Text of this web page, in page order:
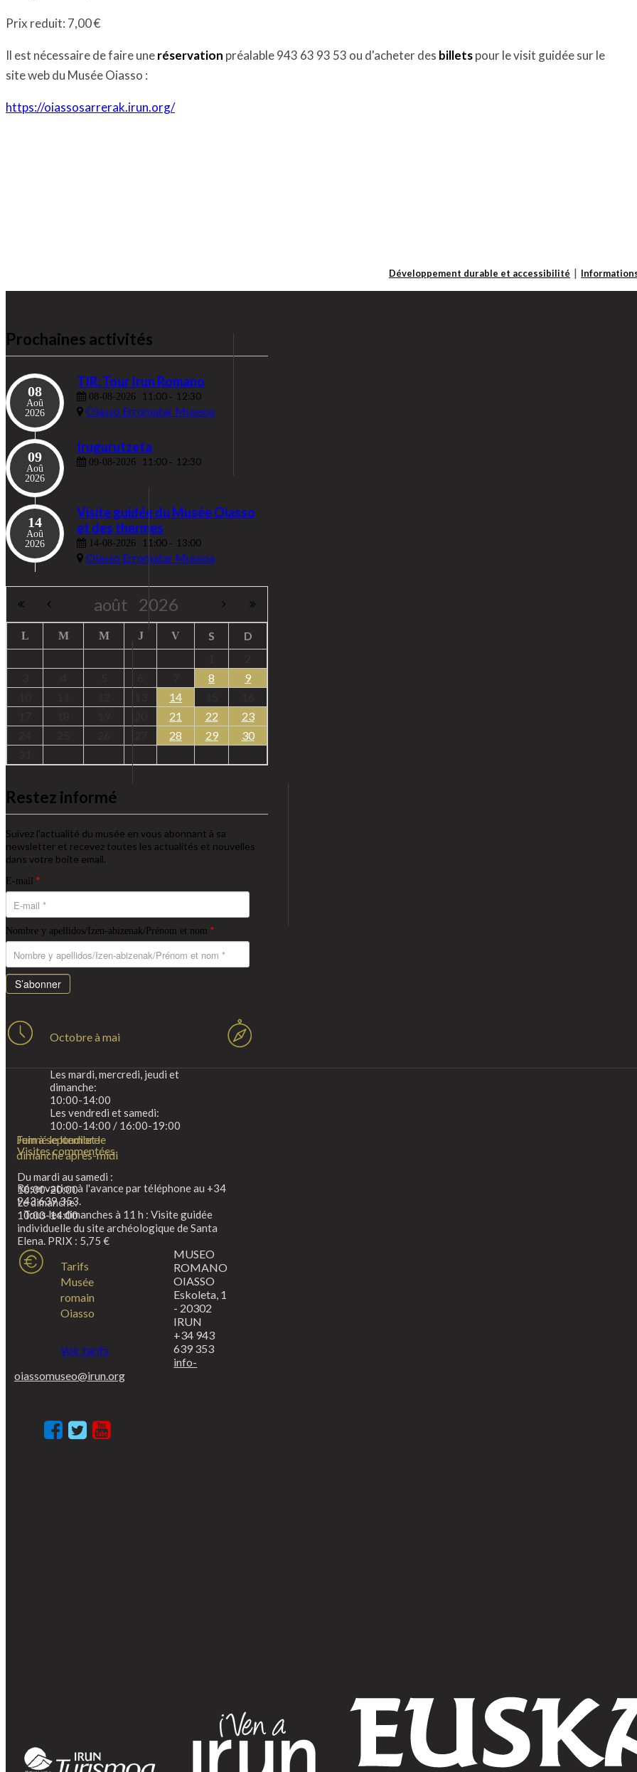
Prix reduit: 7,00 €
Il est nécessaire de faire uneréservation préalable 943 63 93 53 ou d'acheter des billetspour le visit guidée sur le
site web du Musée Oiasso :
https://oiassosarrerak.irun.org/
Prochaines activités
08
Aoû
2026
TIR: Tour Irun Romano
08-08-2026 11:00 - 12:30
Oiasso Erromatar Museoa
09
Aoû
2026
Irugurutzeta
09-08-2026 11:00 - 12:30
14
Aoû
2026
Visite guidée du Musée Oiasso
et des thermes
14-08-2026 11:00 - 13:00
Oiasso Erromatar Museoa
août 2026
L M M J V S
D
8
9
14
21 22
23
28 29
30
Restez informé
Suivez l'actualité du musée en vous abonnant à sa
newsletter et recevez toutes les actualités et nouvelles
dans votre boîte email.
E-mail *
Nombre y apellidos/Izen-abizenak/Prénom et nom *
S’abonner
Développement durable et accessibilité
Octobre à mai
Les mardi, mercredi, jeudi et
dimanche:
10:00-14:00
Les vendredi et samedi:
10:00-14:00 / 16:00-19:00
Juin à septembre
Du mardi au samedi :
10:00-20:00
Le dimanche:
10:00-14:00
Fermé le lundi et le
dimanche après-midi
Visites commentées
Réservation à l'avance par téléphone au +34
943 639 353.
Tous les dimanches à 11 h : Visite guidée
individuelle du site archéologique de Santa
Elena. PRIX : 5,75 €
Tarifs
Musée
romain
Oiasso
Voir tarifs
MUSEO
ROMANO
OIASSO
Eskoleta, 1
- 20302
IRUN
+34 943
639 353
info-
oiassomuseo@irun.org